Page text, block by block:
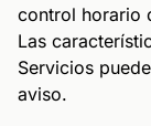
control horario
Las
Servicios
aviso.